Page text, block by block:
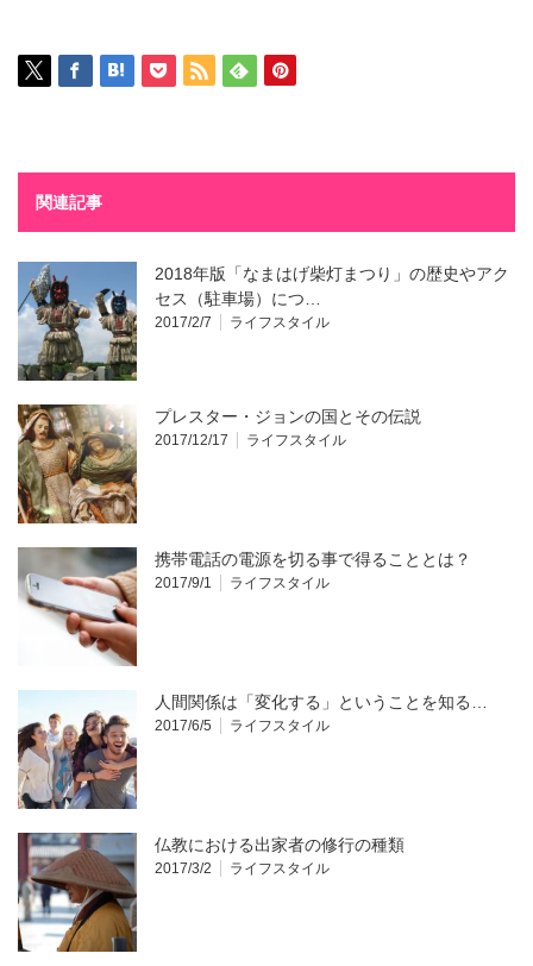
関連記事
2018年版「なまはげ柴灯まつり」の歴史やアク
セス（駐車場）につ…
2017/2/7 ライフスタイル
プレスター・ジョンの国とその伝説
2017/12/17 ライフスタイル
携帯電話の電源を切る事で得ることとは？
2017/9/1 ライフスタイル
人間関係は「変化する」ということを知る…
2017/6/5 ライフスタイル
仏教における出家者の修行の種類
2017/3/2 ライフスタイル